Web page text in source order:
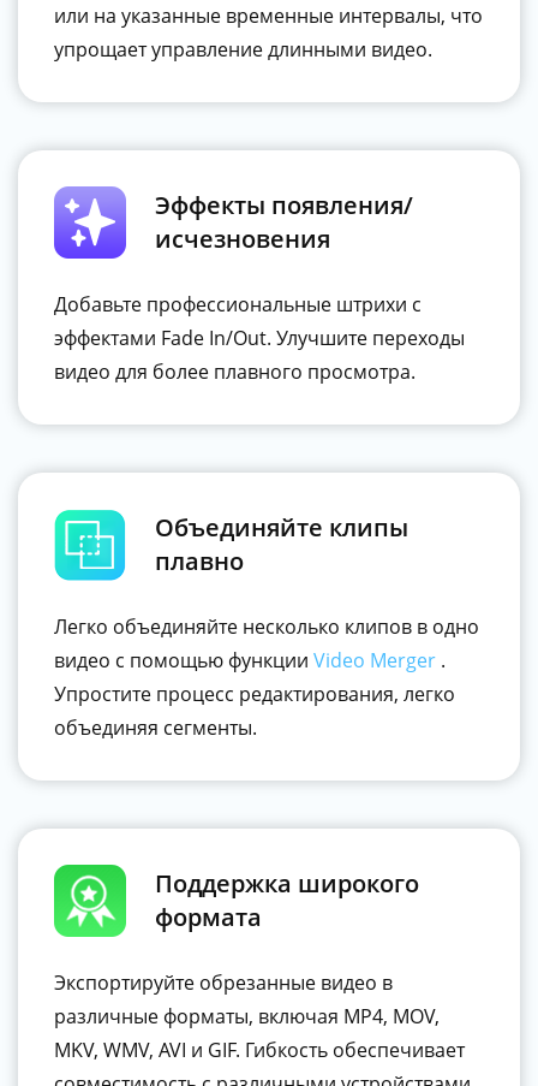
или на указанные временные интервалы, что
упрощает управление длинными видео.
Эффекты появления/
исчезновения
Добавьте профессиональные штрихи с
эффектами Fade In/Out. Улучшите переходы
видео для более плавного просмотра.
Объединяйте клипы
плавно
Легко объединяйте несколько клипов в одно
видео с помощью функции Video Merger .
Упростите процесс редактирования, легко
объединяя сегменты.
Поддержка широкого
формата
Экспортируйте обрезанные видео в
различные форматы, включая MP4, MOV,
MKV, WMV, AVI и GIF. Гибкость обеспечивает